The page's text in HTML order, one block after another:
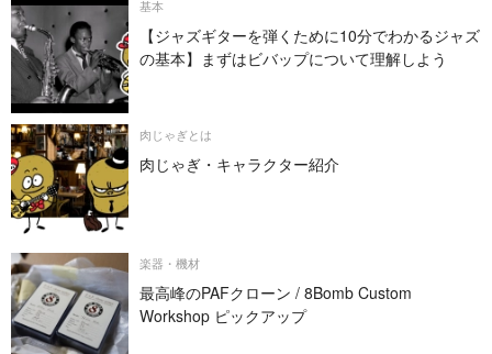
基本
【ジャズギターを弾くために10分でわかるジャズ
の基本】まずはビバップについて理解しよう
肉じゃぎとは
肉じゃぎ・キャラクター紹介
楽器・機材
最高峰のPAFクローン / 8Bomb Custom
Workshop ピックアップ